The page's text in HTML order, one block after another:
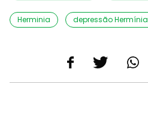
Herminia depressão Hermínia